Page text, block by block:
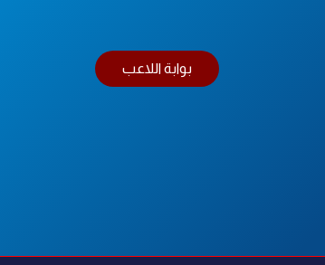
بوابة اللاعب